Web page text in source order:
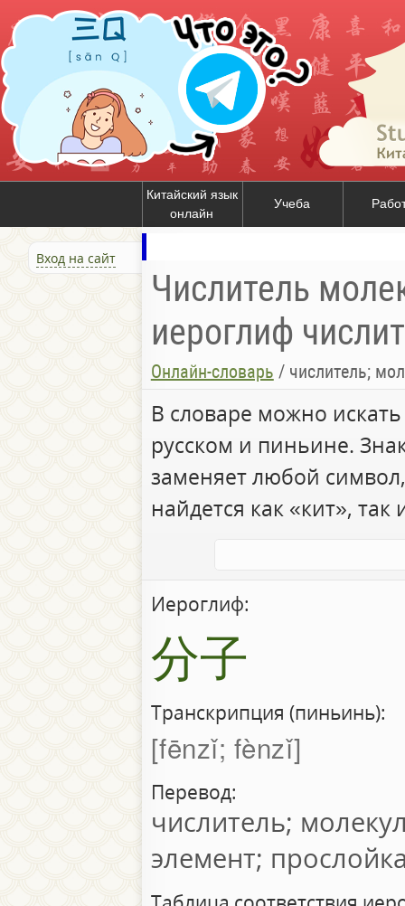
Китайский язык
онлайн
Учеба
Вход на сайт
Числитель
иероглиф
Онлайн-словарь / числитель;
В словаре можно
русском и пиньине.
заменяет любой
найдется как «кит», так
Иероглиф:
分子
Транскрипция (пиньинь):
fēnzǐ; fènzǐ
Перевод:
числитель;
элемент;